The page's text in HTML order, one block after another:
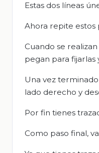
Estas dos líneas
Ahora repite estos
Cuando se
pegan para fijarlas
Una vez
lado derecho y
Por fin tienes
Como paso final,